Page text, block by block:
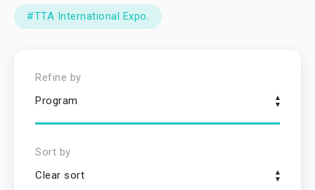
#TTA International Expo.
Refine by
Program
Sort by
Clear sort